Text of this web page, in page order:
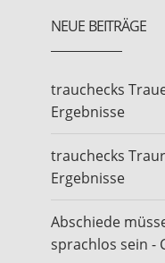
NEUE BEITRÄGE
trauchecks
Ergebnisse
trauchecks
Ergebnisse
Abschiede
sprachlos sein -